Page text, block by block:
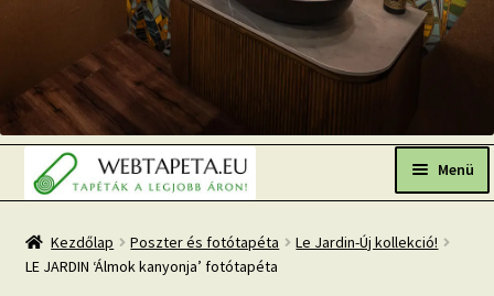
Ugrás
a
navigációhoz
Kilépés
a
tartalomba Menü
Népszerű tapéták
Kezdőlap Poszter és fotótapéta
Le Jardin-Új kollekció!
LE JARDIN ‘Álmok kanyonja’ fotótapéta